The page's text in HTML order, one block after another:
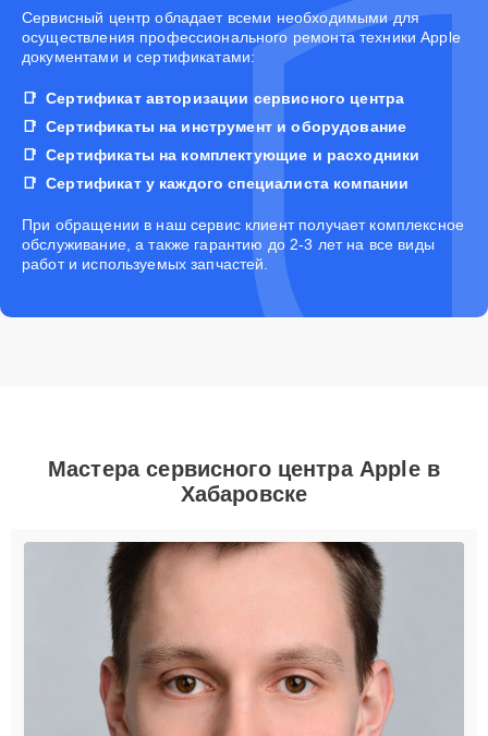
Cервисный центр обладает всеми необходимыми для
осуществления профессионального ремонта техники Apple
документами и сертификатами:
Сертификат авторизации сервисного центра
Сертификаты на инструмент и оборудование
Сертификаты на комплектующие и расходники
Сертификат у каждого специалиста компании
При обращении в наш сервис клиент получает комплексное
обслуживание, а также гарантию до 2-3 лет на все виды
работ и используемых запчастей.
Мастера сервисного центра Apple в
Хабаровске